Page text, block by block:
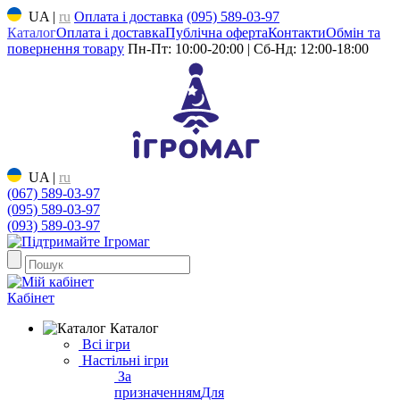
UA | ru Оплата і доставка (095) 589-03-97
КаталогОплата і доставкаПублічна офертаКонтактиОбмін та
повернення товару Пн-Пт: 10:00-20:00 | Сб-Нд: 12:00-18:00
UA | ru
(067) 589-03-97
(095) 589-03-97
(093) 589-03-97
Кабінет
Каталог
Всі ігри
Настільні ігри
За
призначеннямДля